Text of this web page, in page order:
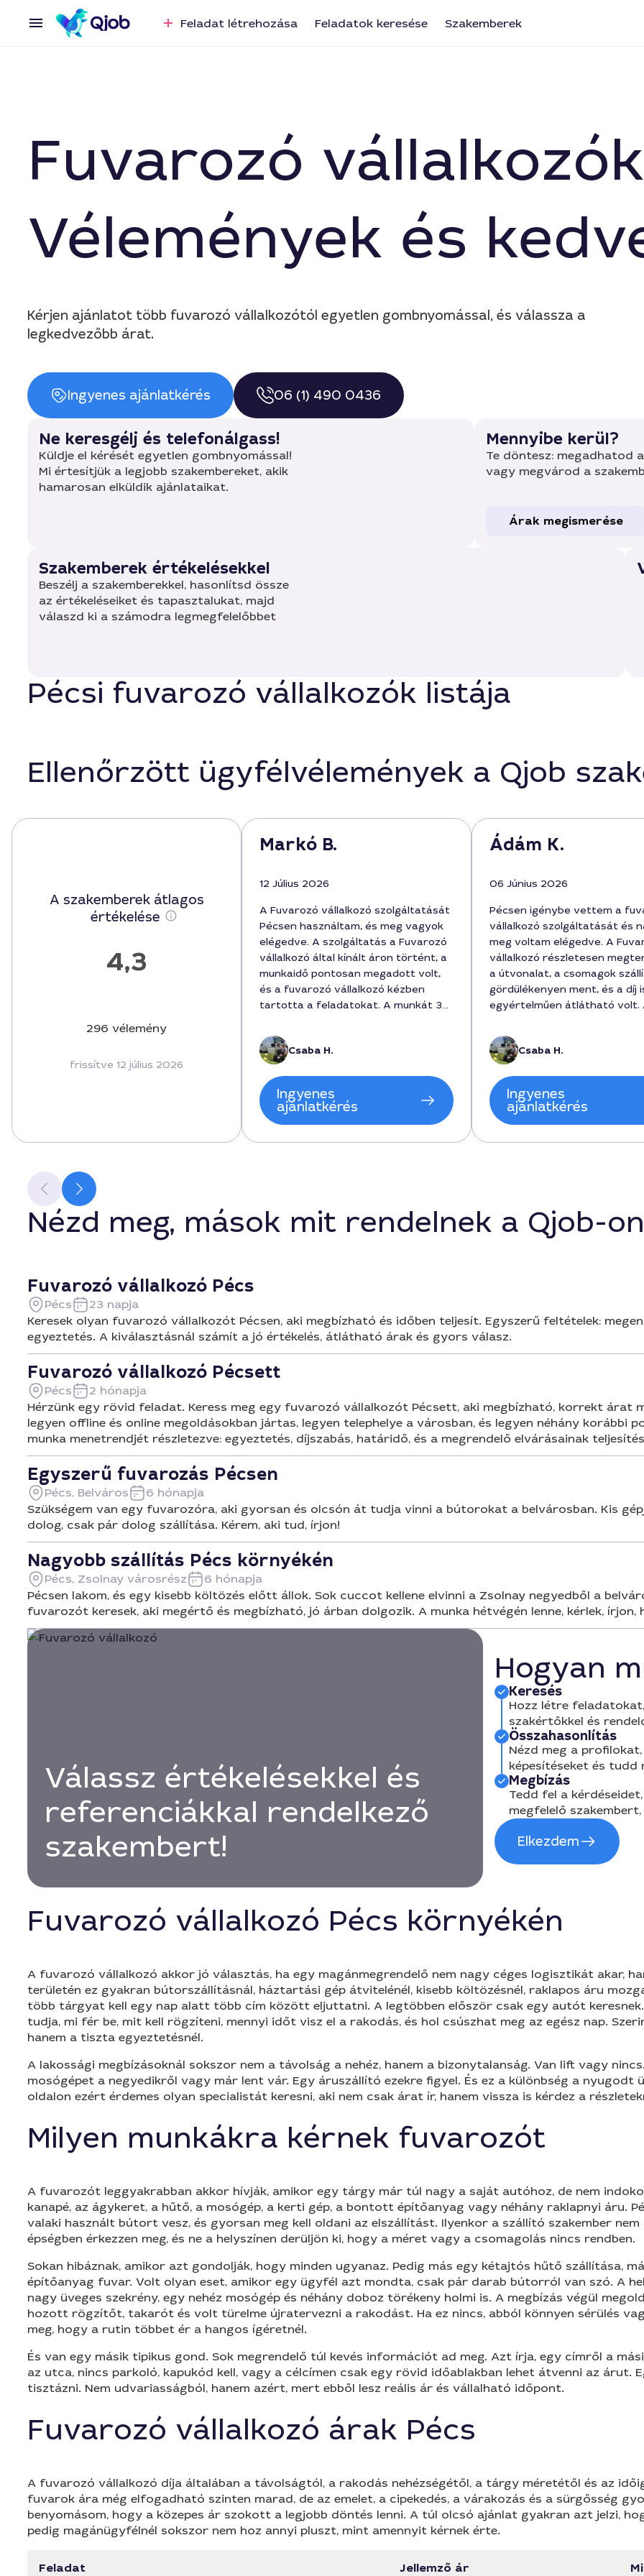
Feladat létrehozása Feladatok keresése Szakemberek
Fuvarozó
Vélemények és
Kérjen ajánlatot több fuvarozó vállalkozótól egyetlen gombnyomással, és válassza a
legkedvezőbb árat.
Ingyenes ajánlatkérés 06 (1) 490 0436
Ne keresgélj és telefonálgass!
Küldje el kérését egyetlen gombnyomással!
Mi értesítjük a legjobb szakembereket, akik
hamarosan elküldik ajánlataikat.
Mennyibe kerül?
Te döntesz: megadhatod
vagy megvárod a
Árak megismerése
Szakemberek értékelésekkel
Beszélj a szakemberekkel, hasonlítsd össze
az értékeléseiket és tapasztalukat, majd
válaszd ki a számodra legmegfelelőbbet
Pécsi fuvarozó vállalkozók listája
Ellenőrzött ügyfélvélemények a Qjob
A szakemberek átlagos
értékelése
4,3
296 vélemény
frissítve 12 július 2026
Markó B.
12 Július 2026
A Fuvarozó vállalkozó szolgáltatását
Pécsen használtam, és meg vagyok
elégedve. A szolgáltatás a Fuvarozó
vállalkozó által kínált áron történt, a
munkaidő pontosan megadott volt,
és a fuvarozó vállalkozó kézben
tartotta a feladatokat. A munkát 3
forint volt, és az egész folyamat
gördülékeny volt. A cég szakmai
hozzáállása megnyugtató volt,
ajánlani tudom térben és időben is.
Csaba H.
Ingyenes
ajánlatkérés
Ádám K.
06 Június 2026
Pécsen igénybe vettem a
vállalkozó szolgáltatását és
meg voltam elégedve. A
vállalkozó részletesen
a útvonalat, a csomagok
gördülékenyen ment, és a díj
egyértelműen átlátható volt.
meg voltadva, 2 órás
számláztak 70 000 forintért.
ügyfélkiszolgálás barátságos
fővárosi csomagküldés után
visszajelzést adtak. Végül a
büszke volt a pontos
Csaba H.
Ingyenes
ajánlatkérés
Nézd meg, mások mit rendelnek a Qjob-on
Fuvarozó vállalkozó Pécs
Pécs
23 napja
Keresek olyan fuvarozó vállalkozót Pécsen, aki megbízható és időben teljesít. Egyszerű feltételek:
egyeztetés. A kiválasztásnál számít a jó értékelés, átlátható árak és gyors válasz.
Fuvarozó vállalkozó Pécsett
Pécs
2 hónapja
Hérzünk egy rövid feladat. Keress meg egy fuvarozó vállalkozót Pécsett, aki megbízható, korrekt árat
legyen offline és online megoldásokban jártas, legyen telephelye a városban, és legyen néhány korábbi
munka menetrendjét részletezve: egyeztetés, díjszabás, határidő, és a megrendelő elvárásainak
Egyszerű fuvarozás Pécsen
Pécs, Belváros
6 hónapja
Szükségem van egy fuvarozóra, aki gyorsan és olcsón át tudja vinni a bútorokat a belvárosban. Kis
dolog, csak pár dolog szállítása. Kérem, aki tud, írjon!
Nagyobb szállítás Pécs környékén
Pécs, Zsolnay városrész
6 hónapja
Pécsen lakom, és egy kisebb költözés előtt állok. Sok cuccot kellene elvinni a Zsolnay negyedből a
fuvarozót keresek, aki megértő és megbízható, jó árban dolgozik. A munka hétvégén lenne, kérlek, írjon,
Válassz értékelésekkel és
referenciákkal rendelkező
szakembert!
Hogyan
Keresés
Hozz létre
szakértőkkel és
Összahasonlítás
Nézd meg a
képesítéseket és
Megbízás
Tedd fel a
megfelelő
Elkezdem
Fuvarozó vállalkozó Pécs környékén
A fuvarozó vállalkozó akkor jó választás, ha egy magánmegrendelő nem nagy céges logisztikát akar,
területén ez gyakran bútorszállításnál, háztartási gép átvitelénél, kisebb költözésnél, raklapos áru
több tárgyat kell egy nap alatt több cím között eljuttatni. A legtöbben először csak egy autót keresnek.
tudja, mi fér be, mit kell rögzíteni, mennyi időt visz el a rakodás, és hol csúszhat meg az egész nap.
hanem a tiszta egyeztetésnél.
A lakossági megbízásoknál sokszor nem a távolság a nehéz, hanem a bizonytalanság. Van lift vagy
mosógépet a negyedikről vagy már lent vár. Egy áruszállító ezekre figyel. És ez a különbség a nyugodt
oldalon ezért érdemes olyan specialistát keresni, aki nem csak árat ír, hanem vissza is kérdez a
Milyen munkákra kérnek fuvarozót
A fuvarozót leggyakrabban akkor hívják, amikor egy tárgy már túl nagy a saját autóhoz, de nem
kanapé, az ágykeret, a hűtő, a mosógép, a kerti gép, a bontott építőanyag vagy néhány raklapnyi áru.
valaki használt bútort vesz, és gyorsan meg kell oldani az elszállítást. Ilyenkor a szállító szakember
épségben érkezzen meg, és ne a helyszínen derüljön ki, hogy a méret vagy a csomagolás nincs rendben.
Sokan hibáznak, amikor azt gondolják, hogy minden ugyanaz. Pedig más egy kétajtós hűtő szállítása,
építőanyag fuvar. Volt olyan eset, amikor egy ügyfél azt mondta, csak pár darab bútorról van szó. A
nagy üveges szekrény, egy nehéz mosógép és néhány doboz törékeny holmi is. A megbízás végül
hozott rögzítőt, takarót és volt türelme újratervezni a rakodást. Ha ez nincs, abból könnyen sérülés
meg, hogy a rutin többet ér a hangos ígéretnél.
És van egy másik tipikus gond. Sok megrendelő túl kevés információt ad meg. Azt írja, egy címről a
az utca, nincs parkoló, kapukód kell, vagy a célcímen csak egy rövid időablakban lehet átvenni az
tisztázni. Nem udvariasságból, hanem azért, mert ebből lesz reális ár és vállalható időpont.
Fuvarozó vállalkozó árak Pécs
A fuvarozó vállalkozó díja általában a távolságtól, a rakodás nehézségétől, a tárgy méretétől és az
fuvarok ára még elfogadható szinten marad, de az emelet, a cipekedés, a várakozás és a sürgősség
benyomásom, hogy a közepes ár szokott a legjobb döntés lenni. A túl olcsó ajánlat gyakran azt jelzi,
pedig magánügyfélnél sokszor nem hoz annyi pluszt, mint amennyit kérnek érte.
Feladat Jellemző ár